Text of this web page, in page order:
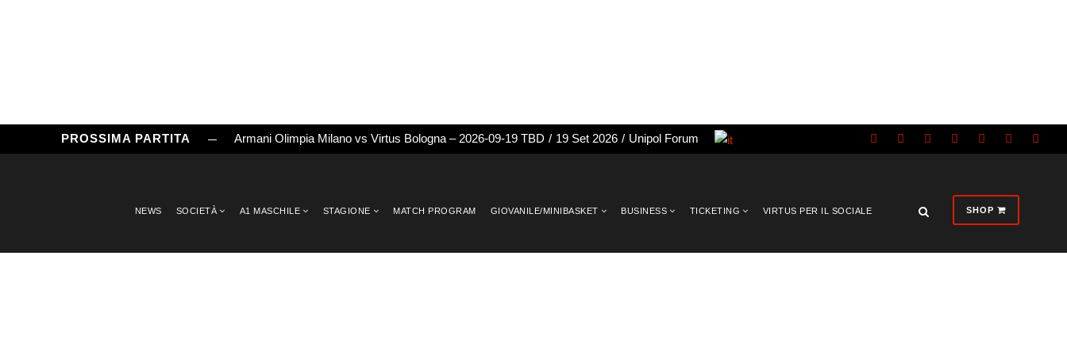
PROSSIMA PARTITA Armani Olimpia Milano vs Virtus Bologna – 2026-09-19 TBD / 19 Set 2026 / Unipol Forum
NEWS SOCIETÀ A1 MASCHILE STAGIONE MATCH PROGRAM GIOVANILE/MINIBASKET BUSINESS TICKETING VIRTUS PER IL SOCIALE SHOP